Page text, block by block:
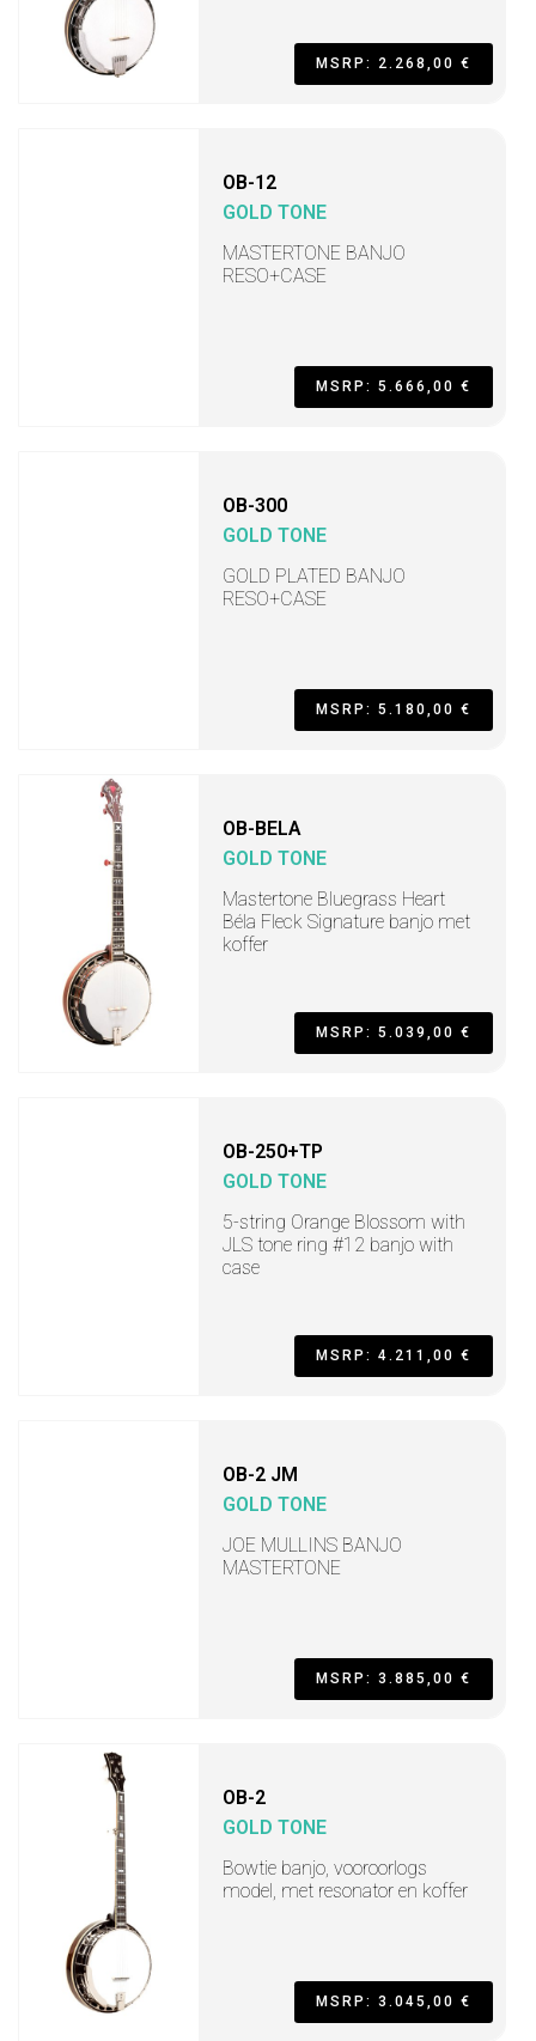
MSRP: 2.268,00 €
OB-12
GOLD TONE
MASTERTONE BANJO
RESO+CASE
MSRP: 5.666,00 €
OB-300
GOLD TONE
GOLD PLATED BANJO
RESO+CASE
MSRP: 5.180,00 €
OB-BELA
GOLD TONE
Mastertone Bluegrass Heart
Béla Fleck Signature banjo met
koffer
MSRP: 5.039,00 €
OB-250+TP
GOLD TONE
5-string Orange Blossom with
JLS tone ring #12 banjo with
case
MSRP: 4.211,00 €
OB-2 JM
GOLD TONE
JOE MULLINS BANJO
MASTERTONE
MSRP: 3.885,00 €
OB-2
GOLD TONE
Bowtie banjo, vooroorlogs
model, met resonator en koffer
MSRP: 3.045,00 €